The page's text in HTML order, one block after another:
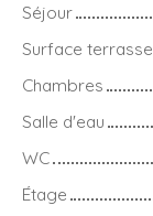
Séjour
Surface terrasse
Chambres
Salle d'eau
WC
Étage